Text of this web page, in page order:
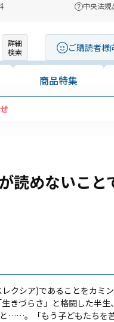
中央法
詳細
検索
ご購読者様
商品特集
読めないこと
クシア)であることをカミン
きづらさ」と格闘した半生
……。「もう子どもたちを